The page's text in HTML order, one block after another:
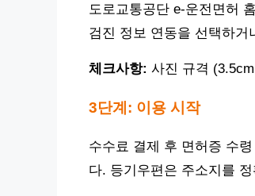
도로교통공단 e-운전면허
검진 정보 연동을 선택하
체크사항: 사진 규격
3단계: 이용 시작
수수료 결제 후 면허증 수
다. 등기우편은 주소지를